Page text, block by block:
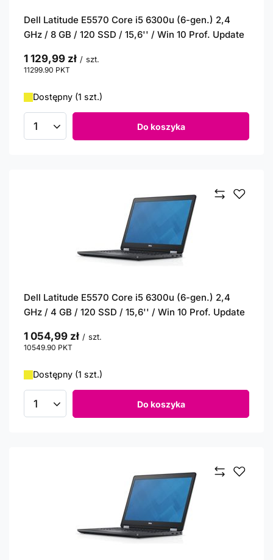
Dell Latitude E5570 Core i5 6300u (6-gen.) 2,4
GHz / 8 GB / 120 SSD / 15,6'' / Win 10 Prof. Update
1 129,99 zł / szt.
11299.90 PKT
Dostępny (1 szt.)
Ilość produktów Do koszyka
Dell Latitude E5570 Core i5 6300u (6-gen.) 2,4
GHz / 4 GB / 120 SSD / 15,6'' / Win 10 Prof. Update
1 054,99 zł / szt.
10549.90 PKT
Dostępny (1 szt.)
Ilość produktów Do koszyka